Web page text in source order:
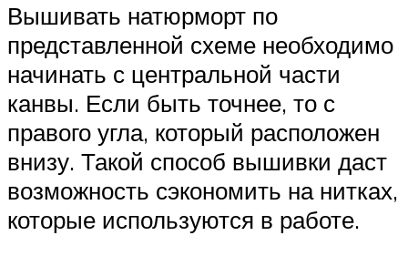
Вышивать натюрморт по
представленной схеме необходимо
начинать с центральной части
канвы. Если быть точнее, то с
правого угла, который расположен
внизу. Такой способ вышивки даст
возможность сэкономить на нитках,
которые используются в работе.